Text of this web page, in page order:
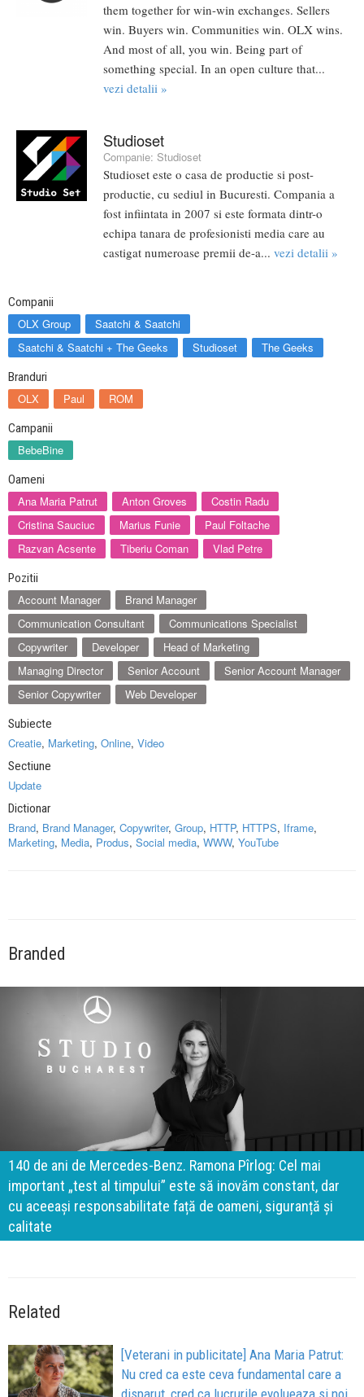
them together for win-win exchanges. Sellers
win. Buyers win. Communities win. OLX wins.
And most of all, you win. Being part of
something special. In an open culture that...
vezi detalii »
Studioset
Companie: Studioset
Studioset este o casa de productie si post-
productie, cu sediul in Bucuresti. Compania a
fost infiintata in 2007 si este formata dintr-o
echipa tanara de profesionisti media care au
castigat numeroase premii de-a... vezi detalii »
Companii
OLX Group
Saatchi & Saatchi
Saatchi & Saatchi + The Geeks
Studioset The Geeks
Branduri
OLX Paul ROM
Campanii
BebeBine
Oameni
Ana Maria Patrut Anton Groves
Costin Radu
Cristina Sauciuc
Marius Funie
Paul Foltache
Razvan Acsente
Tiberiu Coman Vlad Petre
Pozitii
Account Manager
Brand Manager
Communication Consultant
Communications Specialist
Copywriter
Developer
Head of Marketing
Managing Director
Senior Account
Senior Account Manager
Senior Copywriter
Web Developer
Subiecte
Creatie, Marketing, Online, Video
Sectiune
Update
Dictionar
Brand, Brand Manager, Copywriter, Group, HTTP, HTTPS, Iframe,
Marketing, Media, Produs, Social media, WWW, YouTube
Branded
140 de ani de Mercedes-Benz. Ramona Pîrlog: Cel mai
important „test al timpului” este să inovăm constant, dar
cu aceeași responsabilitate față de oameni, siguranță și
calitate
Related
[Veterani in publicitate] Ana Maria Patrut:
Nu cred ca este ceva fundamental care a
disparut, cred ca lucrurile evolueaza si noi